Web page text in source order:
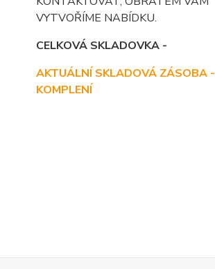
VYTVOŘÍME NABÍDKU.
CELKOVÁ SKLADOVKA -
AKTUÁLNÍ SKLADOVÁ ZÁSOBA -
KOMPLENÍ